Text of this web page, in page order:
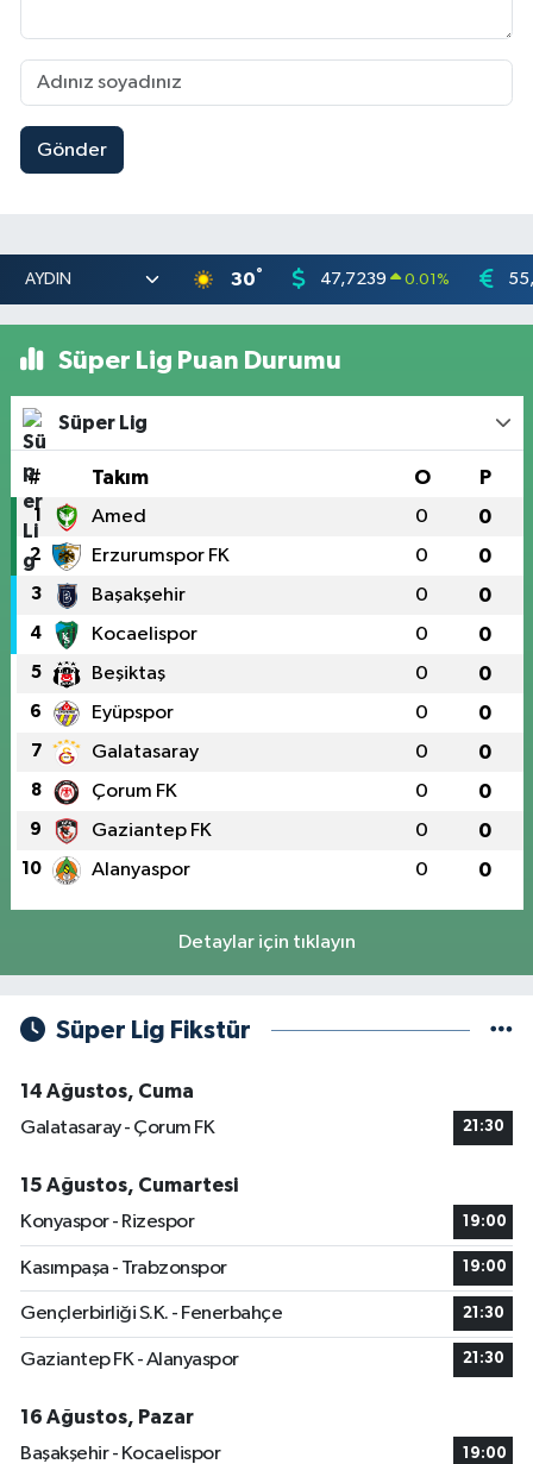
Gönder
30° 47,7239 0.01 %
Süper Lig Puan Durumu
Süper Lig
# Takım O P
1 Amed 0 0
2 Erzurumspor FK 0 0
3 Başakşehir 0 0
4 Kocaelispor 0 0
5 Beşiktaş 0 0
6 Eyüpspor 0 0
7 Galatasaray 0 0
8 Çorum FK 0 0
9 Gaziantep FK 0 0
10 Alanyaspor 0 0
Detaylar için tıklayın
Süper Lig Fikstür
14 Ağustos, Cuma
Galatasaray - Çorum FK
21:30
15 Ağustos, Cumartesi
Konyaspor - Rizespor
19:00
Kasımpaşa - Trabzonspor 19:00
Gençlerbirliği S.K. - Fenerbahçe 21:30
Gaziantep FK - Alanyaspor 21:30
16 Ağustos, Pazar
Başakşehir - Kocaelispor
19:00